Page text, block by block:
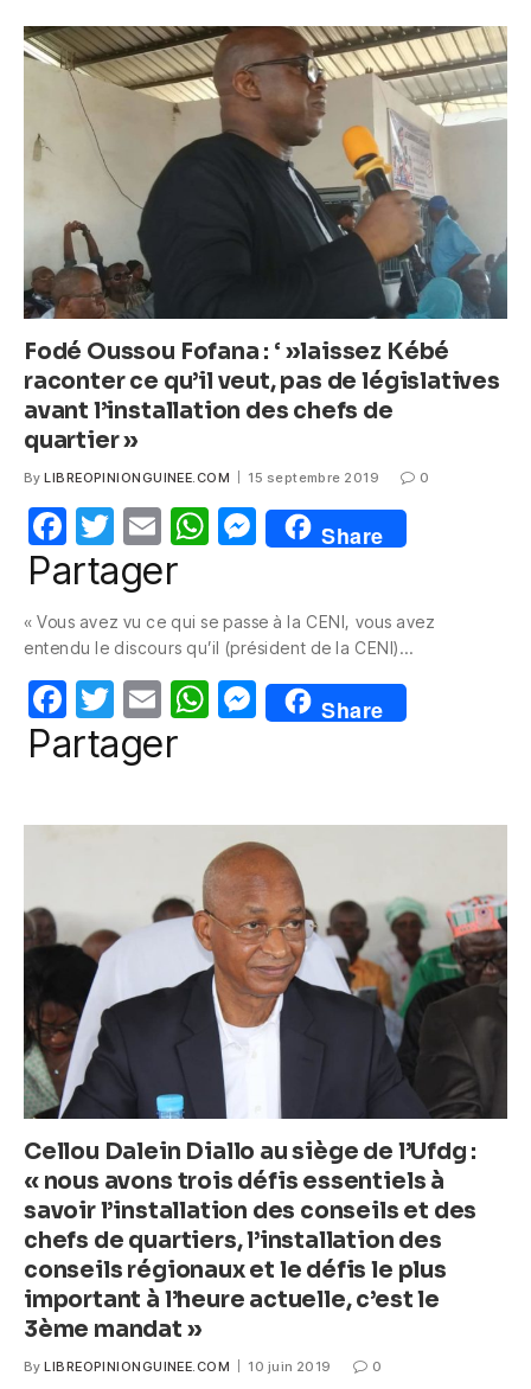
b
o
o
A
p
p
n
g
er
Fodé Oussou Fofana : ‘ »laissez Kébé
raconter ce qu’il veut, pas de législatives
avant l’installation des chefs de
quartier »
By LIBREOPINIONGUINEE.COM 15 septembre 2019 0
F
a
e
b
o
o
T
w
itt
er
E
m
W
s
A
p
M
e
e
n
g
Share
Partager
« Vous avez vu ce qui se passe à la CENI, vous avez
entendu le discours qu’il (président de la CENI)…
F
a
e
o
k
T
w
itt
er
E
m
W
s
A
p
p
M
e
e
n
g
er
Share
Partager
Cellou Dalein Diallo au siège de l’Ufdg :
« nous avons trois défis essentiels à
savoir l’installation des conseils et des
chefs de quartiers, l’installation des
conseils régionaux et le défis le plus
important à l’heure actuelle, c’est le
3ème mandat »
By LIBREOPINIONGUINEE.COM 10 juin 2019 0